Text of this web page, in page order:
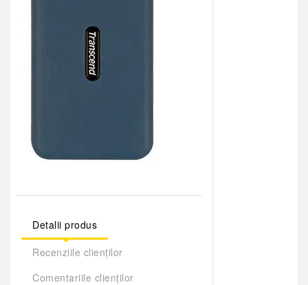
Detalii produs
Recenziile clienților
Comentariile clienților